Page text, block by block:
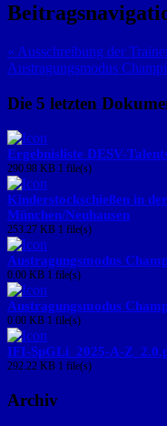
« Ausschreibung der
Austragungsmodus
Die 5 letzten
Ergebnisliste DESV-
290.98 KB 1 file(s)
Kinderstockschießen in
München/Neuhausen
253.27 KB 1 file(s)
Austragungsmodus
0.00 KB 1 file(s)
Austragungsmodus
0.00 KB 1 file(s)
IFI-SpGLi_2025-A-
292.22 KB 1 file(s)
Archiv